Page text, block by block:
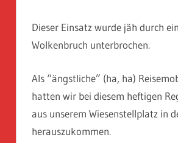
Dieser Einsatz wurde jäh durch
Wolkenbruch unterbrochen.
Als “ängstliche” (ha, ha)
hatten wir bei diesem heftigen
aus unserem Wiesenstellplatz in
herauszukommen.